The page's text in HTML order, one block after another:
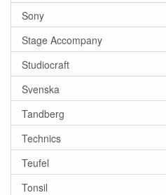
Sony
Stage Accompany
Studiocraft
Svenska
Tandberg
Technics
Teufel
Tonsil